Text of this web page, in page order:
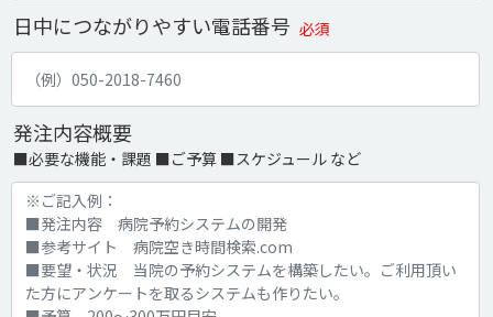
日中につながりやすい電話番号 必須
発注内容概要
■必要な機能・課題 ■ご予算 ■スケジュール など